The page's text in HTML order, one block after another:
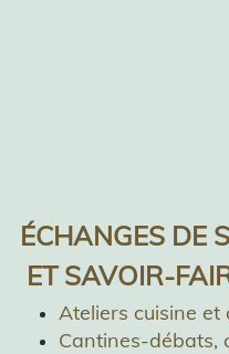
ÉCHANGES DE
ET SAVOIR-
Ateliers cuisine et
Cantines-débats,